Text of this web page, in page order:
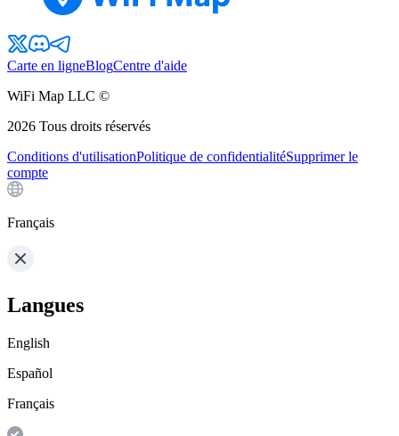
Carte en ligneBlogCentre d'aide
WiFi Map LLC ©
2026 Tous droits réservés
Conditions d'utilisationPolitique de confidentialitéSupprimer le
compte
Français
Langues
English
Español
Français